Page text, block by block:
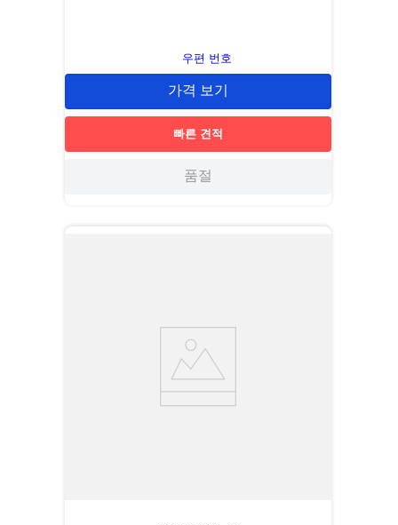
우편 번호
가격 보기
빠른 견적
품절